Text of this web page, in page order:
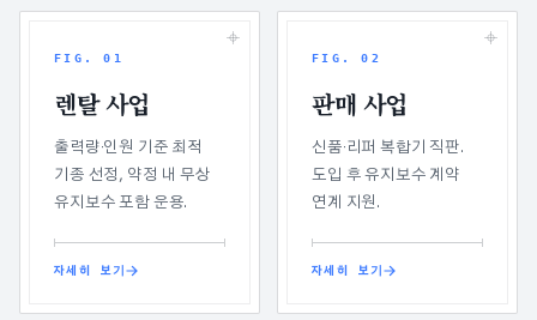
FIG.01
렌탈 사업
출력량·인원 기준 최적
기종 선정, 약정 내 무상
유지보수 포함 운용.
자세히 보기
FIG.02
판매 사업
신품·리퍼 복합기 직판.
도입 후 유지보수 계약
연계 지원.
자세히 보기